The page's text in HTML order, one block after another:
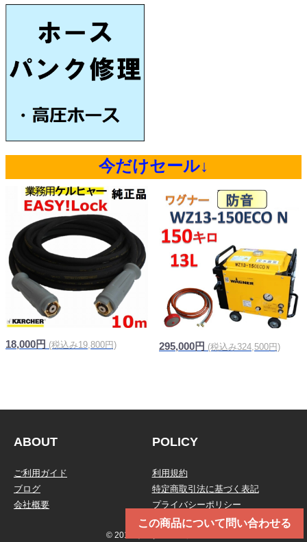
この商品について問い合わせる
今だけセール↓
18,000円 (税込み19,800円) 295,000円 (税込み324,500円)
ABOUT
ご利用ガイド
ブログ
会社概要
POLICY
利用規約
特定商取引法に基づく表記
プライバシーポリシー
© 2019 トータルメンテ